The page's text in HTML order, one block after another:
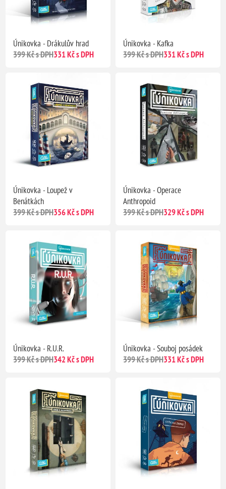
Únikovka - Drákulův hrad
399 Kč s DPH331 Kč s DPH
Únikovka - Kafka
399 Kč s DPH331 Kč s DPH
Únikovka - Loupež v
Benátkách
399 Kč s DPH356 Kč s DPH
Únikovka - Operace
Anthropoid
399 Kč s DPH329 Kč s DPH
Únikovka - R.U.R.
399 Kč s DPH342 Kč s DPH
Únikovka - Souboj posádek
399 Kč s DPH331 Kč s DPH